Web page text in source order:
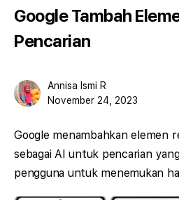
Google Tambah
Pencarian
Annisa Ismi R
November 24, 2023
Google menambahkan elemen
sebagai AI untuk pencarian
pengguna untuk menemukan